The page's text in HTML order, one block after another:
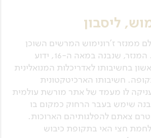
ליסבון
ממנזר ז'רונימוש המרשים השוכן
בסמוך לנהר הטז'ו. המנזר, שנבנה במאה ה-16, ידוע
בחשיבותו לאדריכלות המנואלינית
חשיבותו הארכיטקטונית
לו מעמד של אתר מורשת עולמית
שימש בעבר הרחוק כמקום בו
צאתם להפלגותיהם הארוכות.
חצי האי בתקופת כיבוש